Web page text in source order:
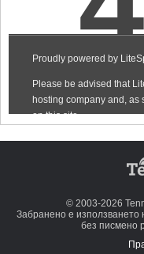
© 2003-2026
Забранено е използването
без писмено